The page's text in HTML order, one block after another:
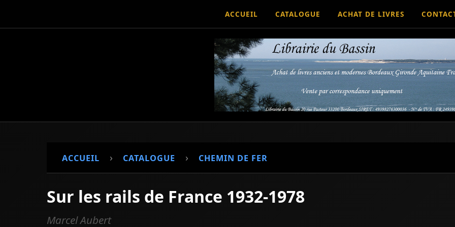
ACCUEIL CATALOGUE ACHAT DE LIVRES
ACCUEIL › CATALOGUE › CHEMIN DE FER
Sur les rails de France 1932-1978
Marcel Aubert